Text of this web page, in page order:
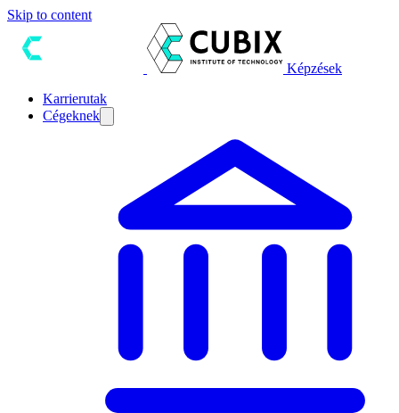
Skip to content
Képzések
Karrierutak
Cégeknek